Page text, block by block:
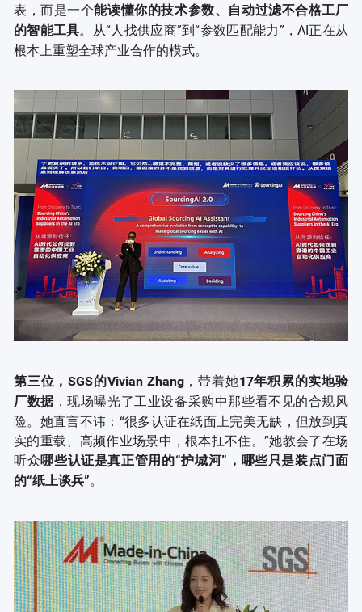
表，而是一个能读懂你的技术参数、自动过滤不合格工厂
的智能工具。从“人找供应商”到“参数匹配能力”，AI正在从
根本上重塑全球产业合作的模式。
第三位 ，SGS的Vivian Zhang，带着她17年积累的实地验
厂数据，现场曝光了工业设备采购中那些看不见的合规风
险。她直言不讳：“很多认证在纸面上完美无缺，但放到真
实的重载、高频作业场景中，根本扛不住。”她教会了在场
听众哪些认证是真正管用的“护城河”，哪些只是装点门面
的“纸上谈兵”。